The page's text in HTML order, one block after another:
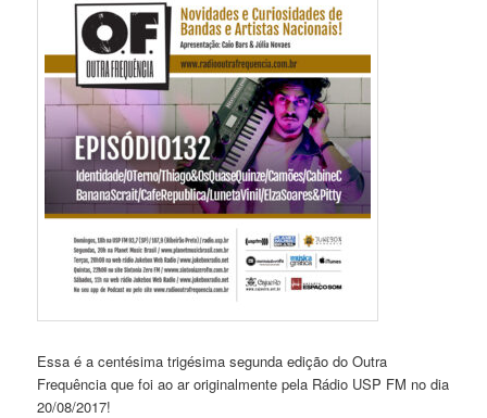
Essa é a centésima trigésima segunda edição do Outra
Frequência que foi ao ar originalmente pela Rádio USP FM no dia
20/08/2017!